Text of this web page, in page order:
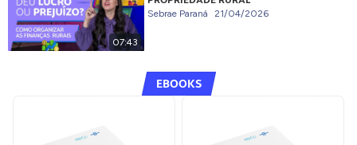
07:43
Sebrae Paraná 21/04/2026
EBOOKS